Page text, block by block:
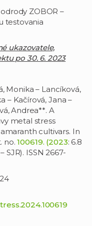
ZOBOR –
testovania
ukazovatele,
po 30. 6. 2023
Monika – Lancíková,
– Kačírová, Jana –
Andrea**. A
metal stress
cultivars. In
no.100619. (2023: 6.8
– SJR). ISSN 2667-